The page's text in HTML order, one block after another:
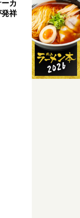
ーカ
祥